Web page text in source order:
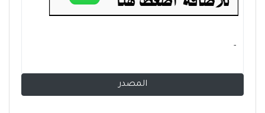
- ‏
المصدر